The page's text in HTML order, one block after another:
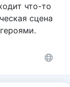
что-то
сцена